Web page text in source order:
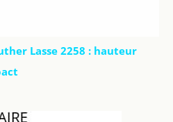
Lasse 2258 : hauteur